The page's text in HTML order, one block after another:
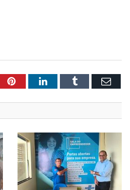
PinterestLinkedInTumblr Email